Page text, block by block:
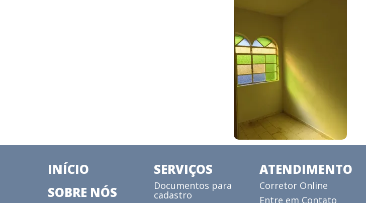
INÍCIO
SOBRE NÓS
SERVIÇOS
Documentos para
cadastro
ATENDIMENTO
Corretor Online
Entre em Contato